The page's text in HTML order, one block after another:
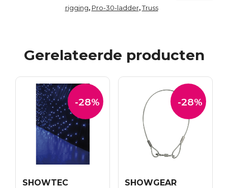
rigging, Pro-30-ladder,Truss
Gerelateerde producten
-28%
SHOWTEC
-28%
SHOWGEAR